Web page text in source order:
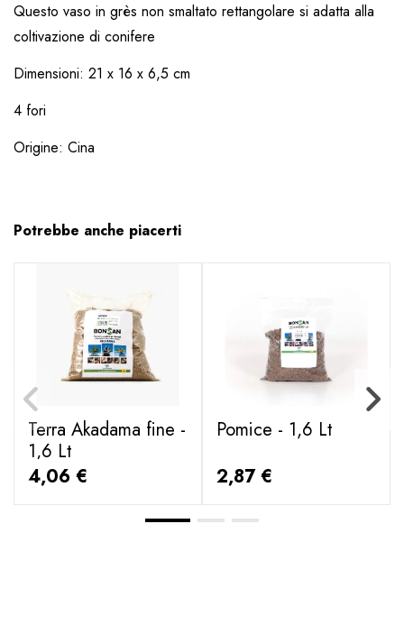
Questo vaso in grès non smaltato rettangolare si adatta alla
coltivazione di conifere
Dimensioni: 21 x 16 x 6,5 cm
4 fori
Origine: Cina
Potrebbe anche piacerti
Terra Akadama fine -
1,6 Lt
4,06 €
Pomice - 1,6 Lt
2,87 €